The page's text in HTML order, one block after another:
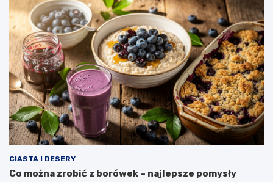
CIASTA I DESERY
Co można zrobić z borówek – najlepsze pomysły